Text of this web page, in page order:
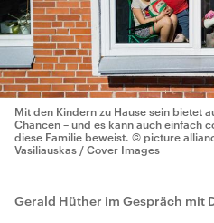
Mit den Kindern zu Hause sein bietet
Chancen – und es kann auch einfach
diese Familie beweist. © picture
Vasiliauskas / Cover Images
Gerald Hüther im Gespräch mit